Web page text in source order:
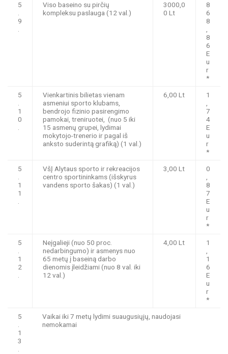
5
.
9
.
Viso baseino su pirčių
kompleksu paslauga (12 val.)
3000,0
0 Lt
8
6
8
,
8
6
E
u
r
*
5
.
1
0
.
Vienkartinis bilietas vienam
asmeniui sporto klubams,
bendrojo fizinio pasirengimo
pamokai, treniruotei, (nuo 5 iki
15 asmenų grupei, lydimai
mokytojo-trenerio ir pagal iš
anksto suderintą grafiką) (1 val.)
6,00 Lt
1
,
7
4
E
u
r
*
5
.
1
1
.
VšĮ Alytaus sporto ir rekreacijos
centro sportininkams (išskyrus
vandens sporto šakas) (1 val.)
3,00 Lt
0
,
8
7
E
u
r
*
5
.
1
2
.
Neįgalieji (nuo 50 proc.
nedarbingumo) ir asmenys nuo
65 metų į baseiną darbo
dienomis įleidžiami (nuo 8 val. iki
12 val.)
4,00 Lt
1
,
1
6
E
u
r
*
5
.
1
3
.
Vaikai iki 7 metų lydimi suaugusiųjų, naudojasi
nemokamai